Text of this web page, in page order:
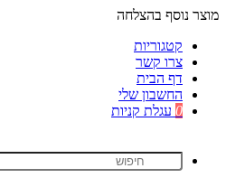
מוצר נוסף בהצלחה
קטגוריות
צרו קשר
דף הבית
החשבון שלי
0 עגלת קניות